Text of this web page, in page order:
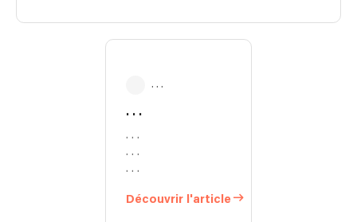
. . .
. . .
. . .
. . .
. . .
Découvrir l'article